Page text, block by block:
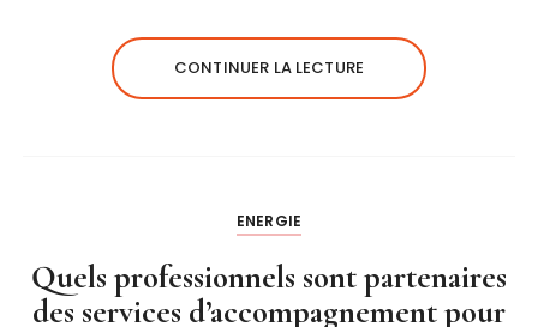
CONTINUER LA LECTURE
ENERGIE
Quels professionnels sont partenaires
des services d’accompagnement pour